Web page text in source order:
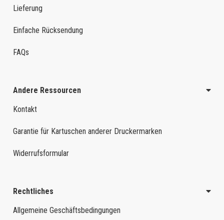
Lieferung
Einfache Rücksendung
FAQs
Andere Ressourcen
Kontakt
Garantie für Kartuschen anderer Druckermarken
Widerrufsformular
Rechtliches
Allgemeine Geschäftsbedingungen